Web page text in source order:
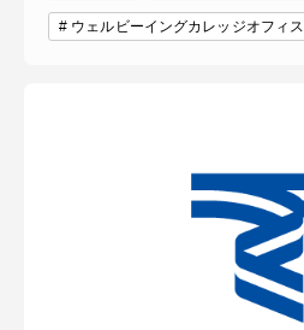
ウェルビーイングカレッジオフィス